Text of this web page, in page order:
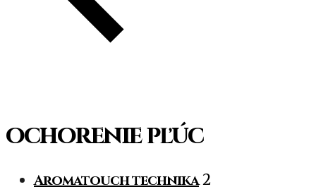
ochorenie pľúc
Aromatouch technika 2